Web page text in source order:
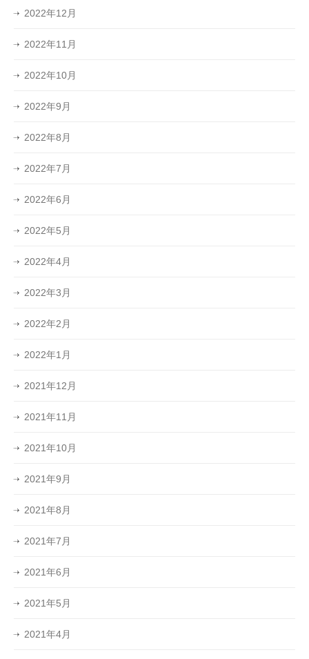
2022年12月
2022年11月
2022年10月
2022年9月
2022年8月
2022年7月
2022年6月
2022年5月
2022年4月
2022年3月
2022年2月
2022年1月
2021年12月
2021年11月
2021年10月
2021年9月
2021年8月
2021年7月
2021年6月
2021年5月
2021年4月